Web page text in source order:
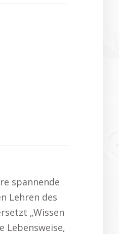
spannende
Lehren des
„Wissen
Lebensweise,